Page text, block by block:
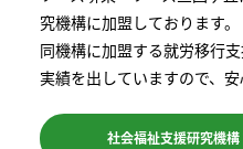
究機構に加盟しております。
同機構に加盟する就労移⾏
実績を出していますので、安
社会福祉支援研究機構